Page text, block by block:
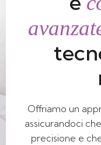
Offriamo un
assicurandoci
precisione e